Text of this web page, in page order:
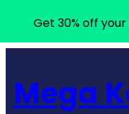
konten
Mega
Get 30% off